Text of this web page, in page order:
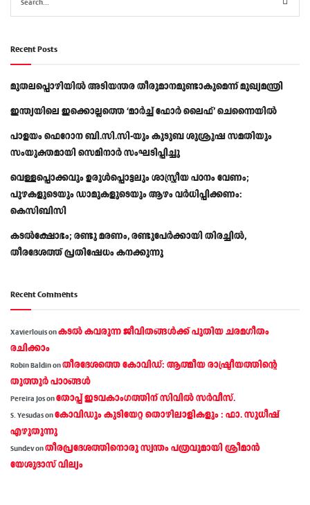
Recent Posts
മുതലപ്പൊഴിയിൽ അടിയന്തര തീരുമാനമുണ്ടാകുമെന്ന് മുഖ്യമന്ത്രി
ഇന്ത്യയിലെ ഇക്കൊല്ലത്തെ ‘മാർച്ച് ഫോർ ലൈഫ്’ ചെന്നൈയിൽ
പാളയം ഫെറോന ബി.സി.സി-യും കുടുബ ശുശ്രൂഷ സമതിയും
സംയുക്തമായി സെമിനാർ സംഘടിപ്പിച്ചു
വെള്ളപ്പൊക്കവും ഉരുള്‍പ്പൊട്ടലും ശാസ്ത്രീയ പഠനം വേണം;
പുഴകളുടെയും ഡാമുകളുടെയും ആഴം വര്‍ധിപ്പിക്കണം:
കെസിബിസി
കടൽക്ഷോഭം; രണ്ടു മരണം, രണ്ടുപേർക്കായി തിരച്ചിൽ,
തീരദേശത്ത് പ്രതിഷേധം കനക്കുന്നു
Recent Comments
Xavierlouisonകടല്‍ കവരുന്ന ജീവിതങ്ങള്‍ക്ക് പുതിയ ചരമഗീതം
രചിക്കാം
Robin Baldinonതീരദേശത്തെ കോവിഡ്: ആത്മീയ രാഷ്ട്രീയത്തിന്റെ
തൂത്തൂര്‍ പാഠങ്ങൾ
Pereira Josonതോപ്പ് ഇടവകാംഗത്തിന് സിവിൽ സർവീസ്.
S. Yesudasonകോവിഡും കുടിയേറ്റ തൊഴിലാളികളും : ഫാ. സുധീഷ്
എഴുതുന്നു
Sundevonതീരപ്രദേശത്തിനൊരു സ്വന്തം പത്രവുമായി ശ്രീമാന്‍
യേശുദാസ് വില്യം